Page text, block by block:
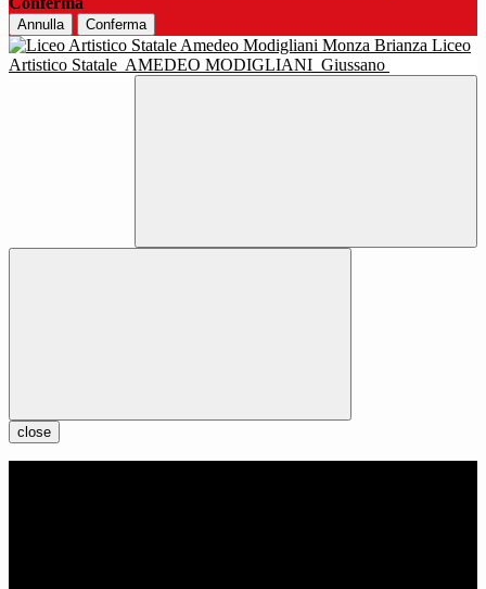
Annulla Conferma
Liceo
Artistico Statale AMEDEO MODIGLIANI Giussano
close